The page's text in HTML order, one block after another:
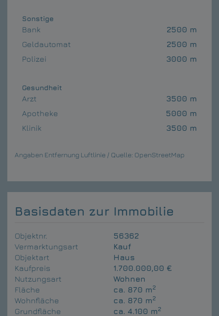
Sonstige
Bank
2500 m
Geldautomat
2500 m
Polizei
3000 m
Gesundheit
Arzt
3500 m
Apotheke
5000 m
Klinik
3500 m
Angaben Entfernung Luftlinie / Quelle: OpenStreetMap
Basisdaten zur Immobilie
Objektnr.
56362
Vermarktungsart
Kauf
Objektart
Haus
Kaufpreis
1.700.000,00 €
Nutzungsart
Wohnen
Fläche
ca. 870 m2
Wohnfläche ca. 870 m2
Grundfläche ca. 4.100 m2